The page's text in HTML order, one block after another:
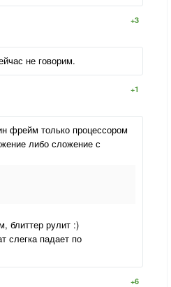
+3
не говорим.
+1
фрейм только процессором
либо сложение с
блиттер рулит :)
слегка падает по
+6